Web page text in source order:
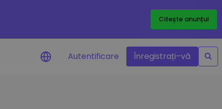
Citește anunțul
Autentificare Înregistrați–vă